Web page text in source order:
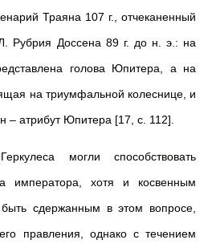
Траяна 107 г., отчеканенный
Доссена 89 г. до н. э.: на
голова Юпитера, а на
на триумфальной колеснице, и
– атрибут Юпитера [17, с. 112].
могли способствовать
императора, хотя и косвенным
сдержанным в этом вопросе,
правления, однако с течением